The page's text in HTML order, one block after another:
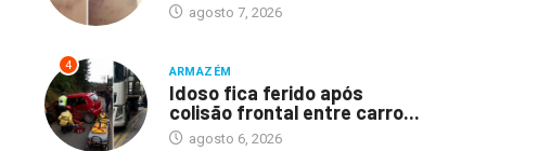
agosto 7, 2026
4 ARMAZÉM
Idoso fica ferido após
colisão frontal entre carro...
agosto 6, 2026